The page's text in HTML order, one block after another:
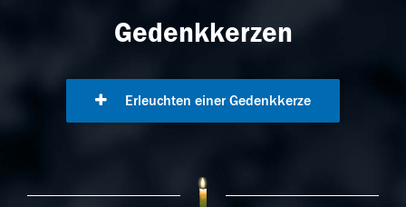
Gedenkkerzen
Erleuchten einer Gedenkkerze